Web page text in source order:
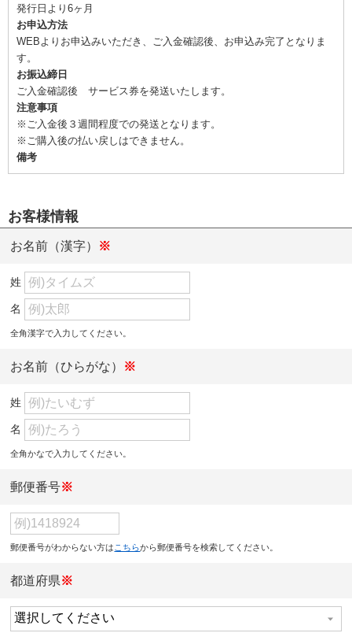
発行日より6ヶ月
お申込方法
WEBよりお申込みいただき、ご入金確認後、お申込み完了となりま
す。
お振込締日
ご入金確認後 サービス券を発送いたします。
注意事項
※ご入金後３週間程度での発送となります。
※ご購入後の払い戻しはできません。
備考
お客様情報
お名前（漢字） ※
姓
名
全角漢字で入力してください。
お名前（ひらがな） ※
姓
名
全角かなで入力してください。
郵便番号※
郵便番号がわからない方は こちらから郵便番号を検索してください。
都道府県※